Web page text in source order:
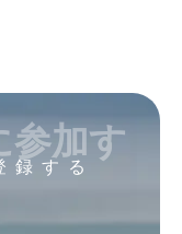
録する
加す